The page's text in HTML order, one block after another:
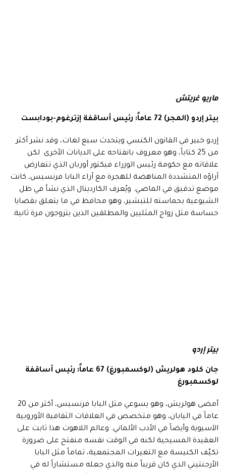
ماريو غريتش
بيتر إردو (المجر) 72 عاماً: رئيس أساقفة إزترغوم-بودابست
إردو خبير في القانون الكنسي ويتحدث سبع لغات، وقد نشر أكثر
من 25 كتاباً، وهو معروف بانفتاحه على الديانات الأخرى. لكن
علاقاته مع حكومة رئيس الوزراء فيكتور أوربان الذي تتعارض
آراؤه المتشددة المناهضة للهجرة مع آراء البابا فرنسيس، كانت
موضع تدقيق في الماضي. ويُعرف الكاردينال الذي نشأ في ظل
الشيوعية بحماسته للتبشير، وهو محافظ في ما يتعلق بقضايا
حساسة مثل زواج المثليين والمطلقين الذين يتزوجون مرة ثانية.
بيتر إردو
جان كلود هولريش (لوكسمبورغ) 67 عاماً: رئيس أساقفة
لوكسمبورغ
أمضى هولريش، وهو يسوعي مثل البابا فرنسيس، أكثر من 20
عاماً في اليابان، وهو متخصص في العلاقات الثقافية الأوروبية
الآسيوية وأيضاً في الأدب الألماني. وعالم اللاهوت هذا ثابت على
العقيدة المسيحية لكنه في الوقت نفسه منفتح على ضرورة
تكيّف الكنيسة مع التغيرات المجتمعية، تماماً مثل البابا
الأرجنتيني الذي كان قريباً منه والذي جعله مستشاراً له في